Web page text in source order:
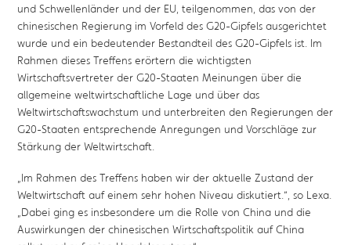
und Schwellenländer und der EU, teilgenommen, das von der
chinesischen Regierung im Vorfeld des G20-Gipfels ausgerichtet
wurde und ein bedeutender Bestandteil des G20-Gipfels ist. Im
Rahmen dieses Treffens erörtern die wichtigsten
Wirtschaftsvertreter der G20-Staaten Meinungen über die
allgemeine weltwirtschaftliche Lage und über das
Weltwirtschaftswachstum und unterbreiten den Regierungen der
G20-Staaten entsprechende Anregungen und Vorschläge zur
Stärkung der Weltwirtschaft.
„Im Rahmen des Treffens haben wir der aktuelle Zustand der
Weltwirtschaft auf einem sehr hohen Niveau diskutiert.“, so Lexa.
„Dabei ging es insbesondere um die Rolle von China und die
Auswirkungen der chinesischen Wirtschaftspolitik auf China